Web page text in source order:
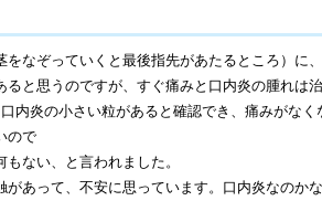
なぞっていくと最後指先があたるところ）に
と思うのですが、すぐ痛みと口内炎の腫れは
内炎の小さい粒があると確認でき、痛みがなく
ので
ない、と言われました。
あって、不安に思っています。口内炎なのか